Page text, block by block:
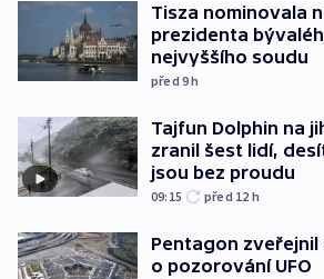
Tisza nominovala
prezidenta
nejvyššího soudu
před 9h
Tajfun Dolphin na
zranil šest lidí,
jsou bez proudu
09:15 před 12 h
Pentagon
o pozorování UFO